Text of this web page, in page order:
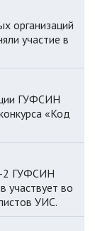
организаций
участие в
ГУФСИН
«Код
2 ГУФСИН
участвует во
УИС.